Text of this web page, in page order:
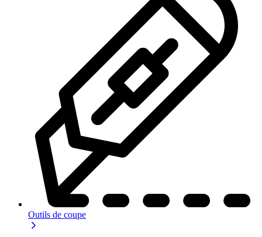
Outils de coupe